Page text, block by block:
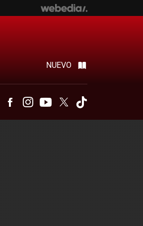
NUEVO
TelegramFacebookInstagramYoutubeTwitter